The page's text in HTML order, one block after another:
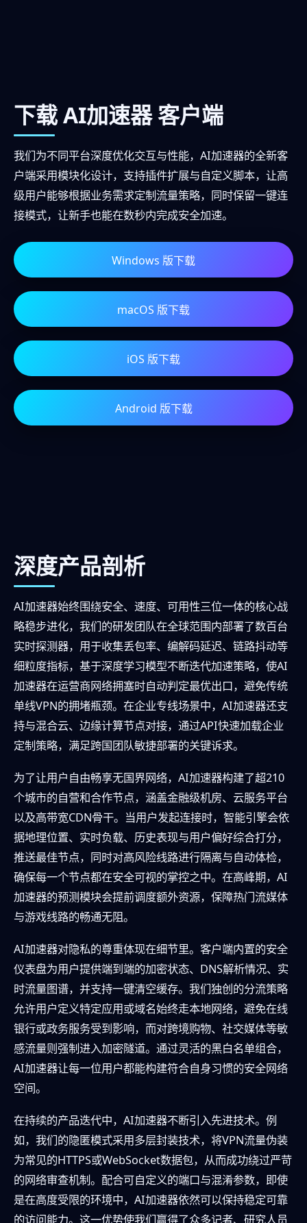
下载 AI加速器 客户端
我们为不同平台深度优化交互与性能，AI加速器的全新客
户端采用模块化设计，支持插件扩展与自定义脚本，让高
级用户能够根据业务需求定制流量策略，同时保留一键连
接模式，让新手也能在数秒内完成安全加速。
Windows 版下载
macOS 版下载
iOS 版下载
Android 版下载
深度产品剖析
AI加速器始终围绕安全、速度、可用性三位一体的核心战
略稳步进化，我们的研发团队在全球范围内部署了数百台
实时探测器，用于收集丢包率、编解码延迟、链路抖动等
细粒度指标，基于深度学习模型不断迭代加速策略，使AI
加速器在运营商网络拥塞时自动判定最优出口，避免传统
单线VPN的拥堵瓶颈。在企业专线场景中，AI加速器还支
持与混合云、边缘计算节点对接，通过API快速加载企业
定制策略，满足跨国团队敏捷部署的关键诉求。
为了让用户自由畅享无国界网络，AI加速器构建了超210
个城市的自营和合作节点，涵盖金融级机房、云服务平台
以及高带宽CDN骨干。当用户发起连接时，智能引擎会依
据地理位置、实时负载、历史表现与用户偏好综合打分，
推送最佳节点，同时对高风险线路进行隔离与自动体检，
确保每一个节点都在安全可视的掌控之中。在高峰期，AI
加速器的预测模块会提前调度额外资源，保障热门流媒体
与游戏线路的畅通无阻。
AI加速器对隐私的尊重体现在细节里。客户端内置的安全
仪表盘为用户提供端到端的加密状态、DNS解析情况、实
时流量图谱，并支持一键清空缓存。我们独创的分流策略
允许用户定义特定应用或域名始终走本地网络，避免在线
银行或政务服务受到影响，而对跨境购物、社交媒体等敏
感流量则强制进入加密隧道。通过灵活的黑白名单组合，
AI加速器让每一位用户都能构建符合自身习惯的安全网络
空间。
在持续的产品迭代中，AI加速器不断引入先进技术。例
如，我们的隐匿模式采用多层封装技术，将VPN流量伪装
为常见的HTTPS或WebSocket数据包，从而成功绕过严苛
的网络审查机制。配合可自定义的端口与混淆参数，即使
是在高度受限的环境中，AI加速器依然可以保持稳定可靠
的访问能力。这一优势使我们赢得了众多记者、研究人员